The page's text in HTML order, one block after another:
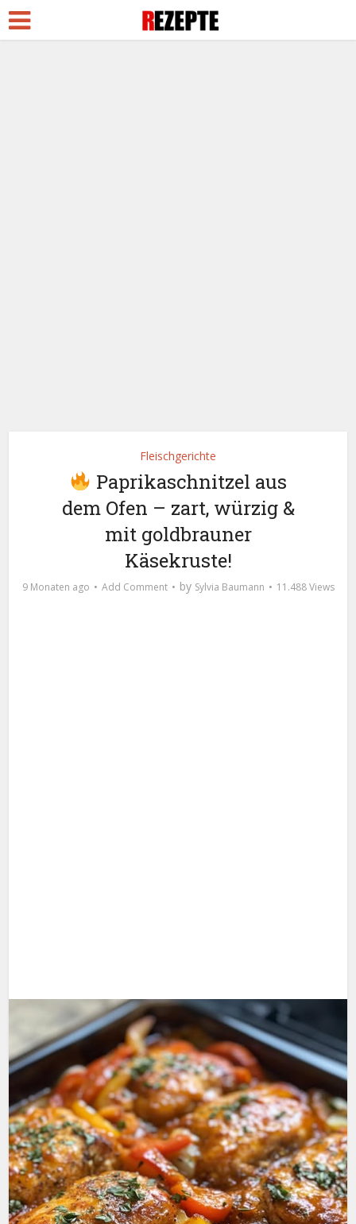
Fleischgerichte
Paprikaschnitzel aus
dem Ofen – zart, würzig &
mit goldbrauner
Käsekruste!
9 Monaten ago Add Comment by Sylvia Baumann 11.488 Views